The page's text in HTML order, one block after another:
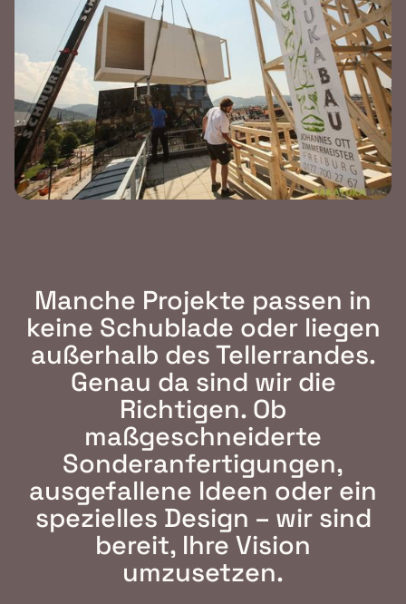
Manche Projekte passen in
keine Schublade oder liegen
außerhalb des Tellerrandes.
Genau da sind wir die
Richtigen. Ob
maßgeschneiderte
Sonderanfertigungen,
ausgefallene Ideen oder ein
spezielles Design – wir sind
bereit, Ihre Vision
umzusetzen.